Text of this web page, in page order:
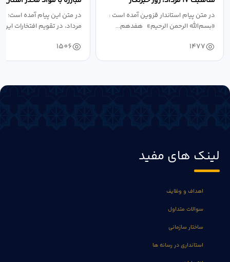
در متن پیام استاندار قزوین آمده است :
«بسم‌الله الرحمن الرحیم» هفدهم...
1477
مناسبت روز خبرنگار...
در متن این پیام آمده
مرداد، در تقویم افتخارات
1506
لینک های مفید
اهداف و وظایف
سوالات متداول
ساختار سازمانی
استانداری در رسانه ها